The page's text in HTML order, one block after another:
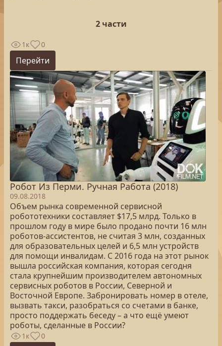
2 части
1к 0
Перейти
Робот Из Перми. Ручная Работа (2018)
09.08.2018
Объем рынка современной сервисной
робототехники составляет $17,5 млрд. Только в
прошлом году в мире было продано почти 16 млн
роботов-ассистентов, не считая 3 млн, созданных
для образовательных целей и 6,5 млн устройств
для помощи инвалидам. С 2016 года на этот рынок
вышла российская компания, которая сегодня
стала крупнейшим производителем автономных
сервисных роботов в России, Северной и
Восточной Европе. Забронировать номер в отеле,
вызвать такси, разобраться со счетами в банке,
просто поддержать беседу – а что ещё умеют
роботы, сделанные в России?
1к 0